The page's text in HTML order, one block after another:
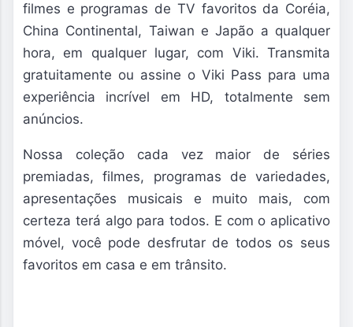
filmes e programas de TV favoritos da Coréia,
China Continental, Taiwan e Japão a qualquer
hora, em qualquer lugar, com Viki. Transmita
gratuitamente ou assine o Viki Pass para uma
experiência incrível em HD, totalmente sem
anúncios.
Nossa coleção cada vez maior de séries
premiadas, filmes, programas de variedades,
apresentações musicais e muito mais, com
certeza terá algo para todos. E com o aplicativo
móvel, você pode desfrutar de todos os seus
favoritos em casa e em trânsito.